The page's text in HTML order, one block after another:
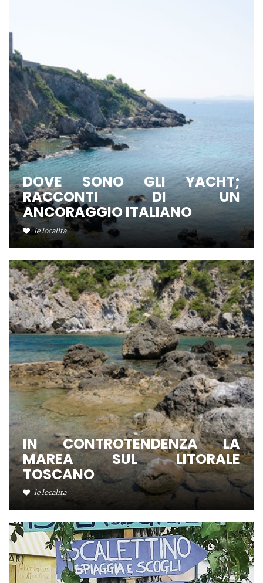
DOVE SONO GLI YACHT;
RACCONTI DI UN
ANCORAGGIO ITALIANO
le localita
IN CONTROTENDENZA LA
MAREA SUL LITORALE
TOSCANO
le localita